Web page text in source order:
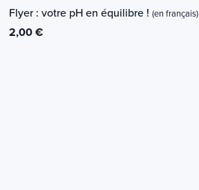
Flyer : votre pH en équilibre ! (en français)
2,00 €